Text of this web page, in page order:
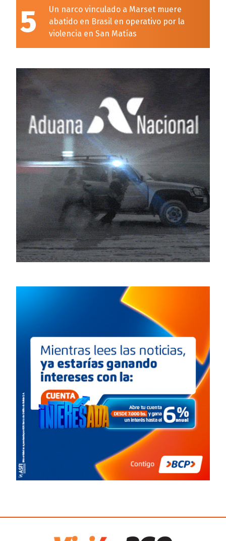
5
Un narco vinculado a Marset muere
abatido en Brasil en operativo por la
violencia en San Matías